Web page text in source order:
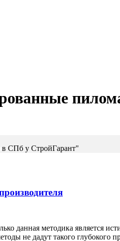
в СПб у СтройГарант"
данная методика является
не дадут такого глубокого